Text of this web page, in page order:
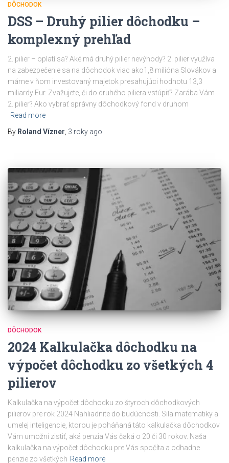
DÔCHODOK
DSS – Druhý pilier dôchodku –
komplexný prehľad
2. pilier – oplatí sa? Aké má druhý pilier nevýhody? 2. pilier využíva
na zabezpečenie sa na dôchodok viac ako1,8 milióna Slovákov a
máme v ňom investovaný majetok presahujúci hodnotu 13,3
miliardy Eur. Zvažujete, či do druhého piliera vstúpiť? Zarába Vám
2. pilier? Ako vybrať správny dôchodkový fond v druhom
Read more
By Roland Vízner 3 roky ago
DÔCHODOK
2024 Kalkulačka dôchodku na
výpočet dôchodku zo všetkých 4
pilierov
Kalkulačka na výpočet dôchodku zo štyroch dôchodkových
pilierov pre rok 2024 Nahliadnite do budúcnosti. Sila matematiky a
umelej inteligencie, ktorou je poháňaná táto kalkulačka dôchodkov
Vám umožní zistiť, aká penzia Vás čaká o 20 či 30 rokov. Naša
kalkulačka na výpočet dôchodku pre Vás spočíta a odhadne
penzie zo všetkých Read more